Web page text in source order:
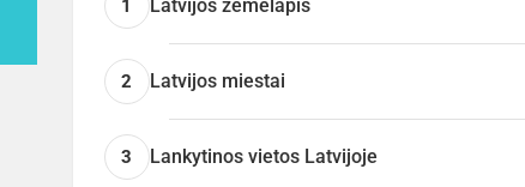
1 Latvijos žemėlapis
2 Latvijos miestai
3 Lankytinos vietos Latvijoje